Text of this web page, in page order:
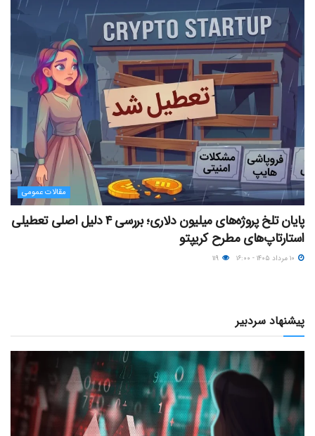
مقالات عمومی
پایان تلخ پروژه‌های میلیون دلاری؛ بررسی ۴ دلیل اصلی تعطیلی
استارتاپ‌های مطرح کریپتو
پیشنهاد سردبیر